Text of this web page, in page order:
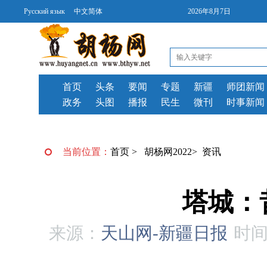
Русский язык 中文简体 2026年8月7日
首页 头条
要闻
政务
头图 播报
专题 新疆
师团新闻
民生
微刊 时事新闻
当前位置： 首页 > 胡杨网2022> 资讯
塔城：
来源： 天山网-新疆日报 时